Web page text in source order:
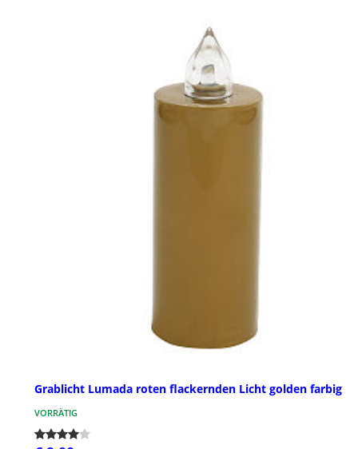
Grablicht Lumada roten flackernden Licht golden farbig
VORRÄTIG